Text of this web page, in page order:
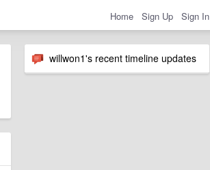
Home Sign Up Sign In
willwon1's recent timeline updates